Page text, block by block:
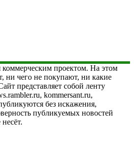
коммерческим проектом. На этом
ни чего не покупают, ни какие
представляет собой ленту
kommersant.ru,
без искажения,
публикуемых новостей